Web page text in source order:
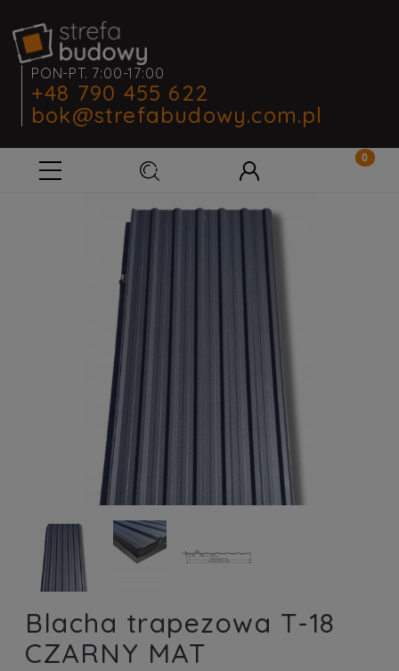
PON-PT. 7:00-17:00
+48 790 455 622
bok@strefabudowy.com.pl
Blacha trapezowa T-18
CZARNY MAT